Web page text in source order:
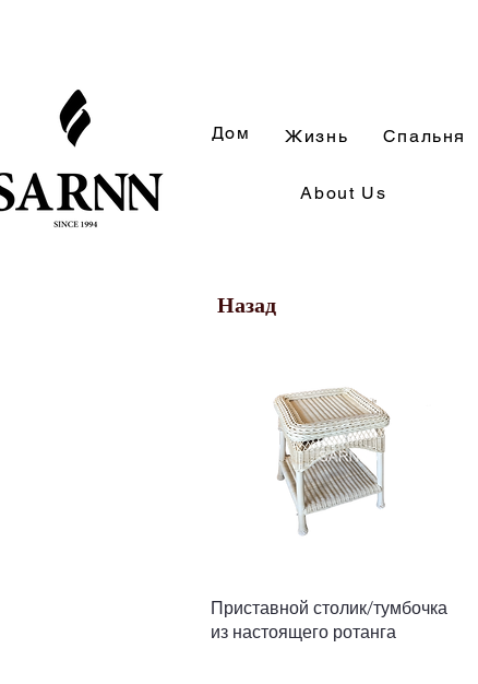
Дом Жизнь Спальня
About Us
Назад
Быстрый просмотр
Приставной столик/тумбочка
из настоящего ротанга